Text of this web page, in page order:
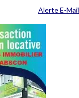
Alerte E-Mail